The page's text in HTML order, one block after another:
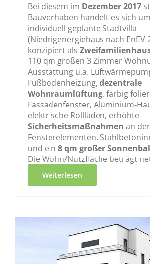
Bei diesem im Dezember 2017
Bauvorhaben handelt es sich
individuell geplante Stadtvilla
(Niedrigenergiehaus nach EnEV
konzipiert als
110 qm großen 3 Zimmer
Ausstattung u.a.
Fußbodenheizung, dezentrale
Wohnraumlüftung, farbig
Fassadenfenster, Aluminium-
elektrische Rollläden, erhöhte
Sicherheitsmaßnahmen an
Fensterelementen.
und ein 8 qm großer
Die Wohn/Nutzfläche beträgt
Weiterlesen